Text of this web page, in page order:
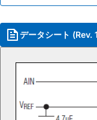
データシート (Rev.